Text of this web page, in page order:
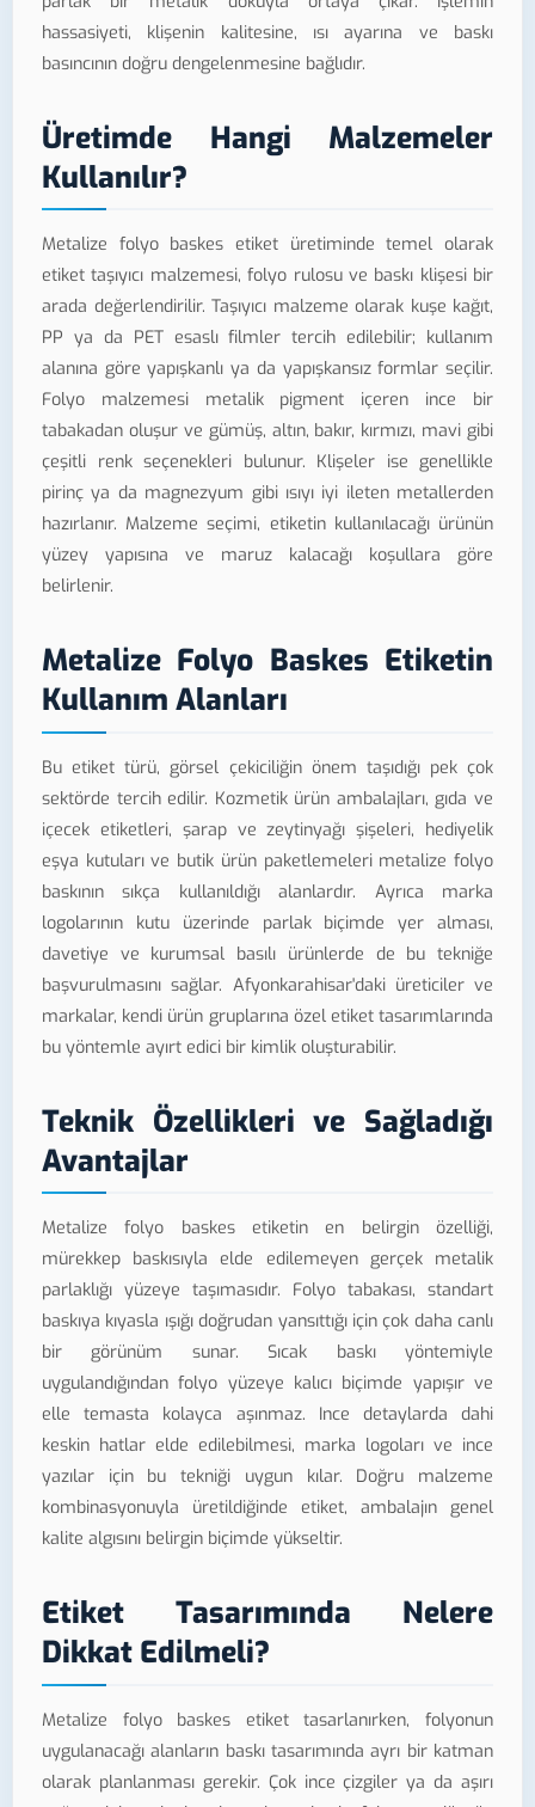
hassasiyeti, klişenin kalitesine, ısı ayarına ve baskı
basıncının doğru dengelenmesine bağlıdır.
Üretimde Hangi Malzemeler
Kullanılır?
Metalize folyo baskes etiket üretiminde temel olarak
etiket taşıyıcı malzemesi, folyo rulosu ve baskı klişesi bir
arada değerlendirilir. Taşıyıcı malzeme olarak kuşe kağıt,
PP ya da PET esaslı filmler tercih edilebilir; kullanım
alanına göre yapışkanlı ya da yapışkansız formlar seçilir.
Folyo malzemesi metalik pigment içeren ince bir
tabakadan oluşur ve gümüş, altın, bakır, kırmızı, mavi gibi
çeşitli renk seçenekleri bulunur. Klişeler ise genellikle
pirinç ya da magnezyum gibi ısıyı iyi ileten metallerden
hazırlanır. Malzeme seçimi, etiketin kullanılacağı ürünün
yüzey yapısına ve maruz kalacağı koşullara göre
belirlenir.
Metalize Folyo Baskes Etiketin
Kullanım Alanları
Bu etiket türü, görsel çekiciliğin önem taşıdığı pek çok
sektörde tercih edilir. Kozmetik ürün ambalajları, gıda ve
içecek etiketleri, şarap ve zeytinyağı şişeleri, hediyelik
eşya kutuları ve butik ürün paketlemeleri metalize folyo
baskının sıkça kullanıldığı alanlardır. Ayrıca marka
logolarının kutu üzerinde parlak biçimde yer alması,
davetiye ve kurumsal basılı ürünlerde de bu tekniğe
başvurulmasını sağlar. Afyonkarahisar'daki üreticiler ve
markalar, kendi ürün gruplarına özel etiket tasarımlarında
bu yöntemle ayırt edici bir kimlik oluşturabilir.
Teknik Özellikleri ve Sağladığı
Avantajlar
Metalize folyo baskes etiketin en belirgin özelliği,
mürekkep baskısıyla elde edilemeyen gerçek metalik
parlaklığı yüzeye taşımasıdır. Folyo tabakası, standart
baskıya kıyasla ışığı doğrudan yansıttığı için çok daha canlı
bir görünüm sunar. Sıcak baskı yöntemiyle
uygulandığından folyo yüzeye kalıcı biçimde yapışır ve
elle temasta kolayca aşınmaz. Ince detaylarda dahi
keskin hatlar elde edilebilmesi, marka logoları ve ince
yazılar için bu tekniği uygun kılar. Doğru malzeme
kombinasyonuyla üretildiğinde etiket, ambalajın genel
kalite algısını belirgin biçimde yükseltir.
Etiket Tasarımında Nelere
Dikkat Edilmeli?
Metalize folyo baskes etiket tasarlanırken, folyonun
uygulanacağı alanların baskı tasarımında ayrı bir katman
olarak planlanması gerekir. Çok ince çizgiler ya da aşırı